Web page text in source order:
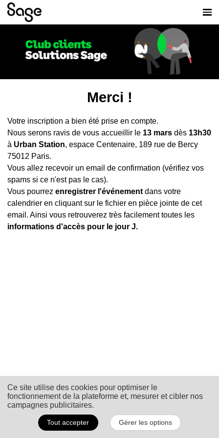
Merci !
Votre inscription a bien été prise en compte.
Nous serons ravis de vous accueillir le 13 mars dès 13h30
à Urban Station, espace Centenaire, 189 rue de Bercy
75012 Paris.
Vous allez recevoir un email de confirmation (vérifiez vos
spams si ce n'est pas le cas).
Vous pourrez enregistrer l'événement dans votre
calendrier en cliquant sur le fichier en pièce jointe de cet
email. Ainsi vous retrouverez très facilement toutes les
informations d'accès pour le jour J.
© Sage France 2025
Informations Légales
Politique de confidentialité et cookiesRGPD
Ce site utilise des cookies pour optimiser le
fonctionnement de la plateforme et, mesurer et cibler nos
campagnes publicitaires.
Tout accepter Gérer les options